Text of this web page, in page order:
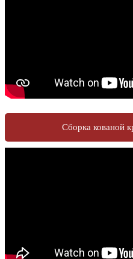
Сборка кованой